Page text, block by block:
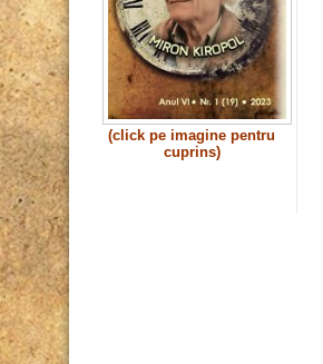
(click pe imagine pentru
cuprins)